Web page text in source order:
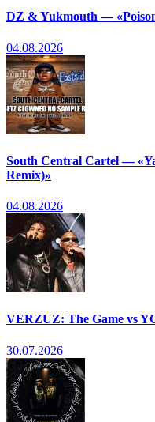
DZ & Yukmouth —
04.08.2026
South Central Cartel —
Remix)»
04.08.2026
VERZUZ: The Game vs
30.07.2026